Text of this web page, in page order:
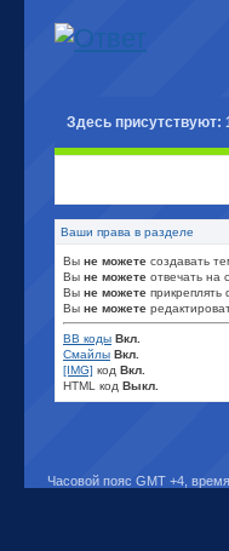
Здесь присутствуют:
Ваши права в разделе
Вы не можете создавать
Вы не можете отвечать на
Вы не можете
Вы не можете
BB коды Вкл.
Смайлы Вкл.
[IMG] код Вкл.
HTML код Выкл.
Часовой пояс GMT +4,